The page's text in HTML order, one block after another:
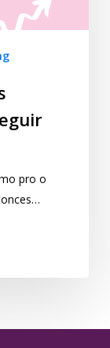
pro o